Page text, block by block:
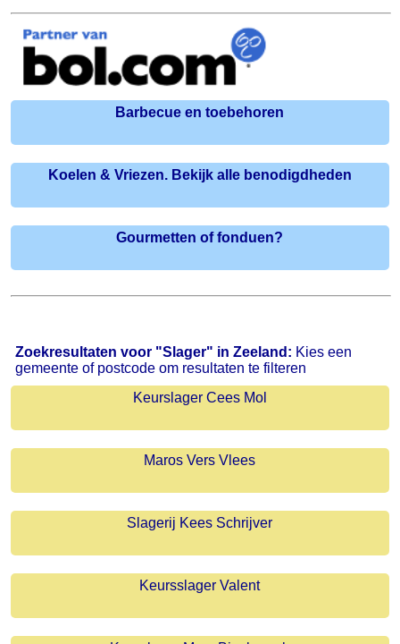
Barbecue en toebehoren
Koelen & Vriezen. Bekijk alle benodigdheden
Gourmetten of fonduen?
Zoekresultaten voor "Slager" in Zeeland: Kies een
gemeente of postcode om resultaten te filteren
Keurslager Cees Mol
Maros Vers Vlees
Slagerij Kees Schrijver
Keursslager Valent